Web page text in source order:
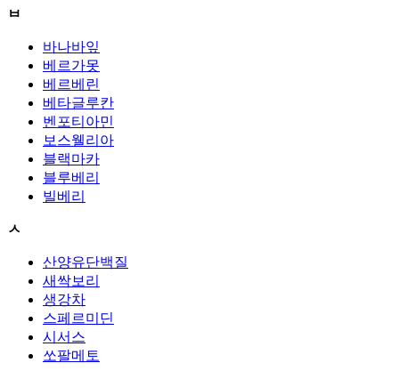
ㅂ
바나바잎
베르가못
베르베린
베타글루칸
벤포티아민
보스웰리아
블랙마카
블루베리
빌베리
ㅅ
산양유단백질
새싹보리
생강차
스페르미딘
시서스
쏘팔메토